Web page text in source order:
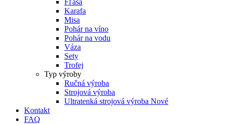
Fľaša
Karafa
Misa
Pohár na víno
Pohár na vodu
Váza
Sety
Trofej
Typ výroby
Ručná výroba
Strojová výroba
Ultratenká strojová výroba Nové
Kontakt
FAQ